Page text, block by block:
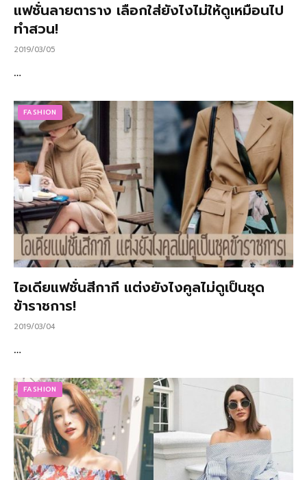
แฟชั่นลายตาราง เลือกใส่ยังไงไม่ให้ดูเหมือนไป
ทำสวน!
2019/03/05
…
FASHION
ไอเดียแฟชั่นสีกากี แต่งยังไงคูลไม่ดูเป็นชุด
ข้าราชการ!
2019/03/04
…
FASHION